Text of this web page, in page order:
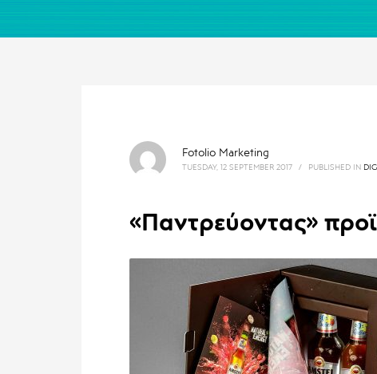
Fotolio Marketing
TUESDAY, 12 SEPTEMBER 2017 / PUBLISHED IN
«Παντρεύοντας»